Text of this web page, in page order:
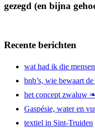
gezegd (en bijna
Recente berichten
wat had ik die
bnb’s, wie bewaart
het concept zwaluw ❧
Gaspésie, water en
textiel in Sint-Truiden